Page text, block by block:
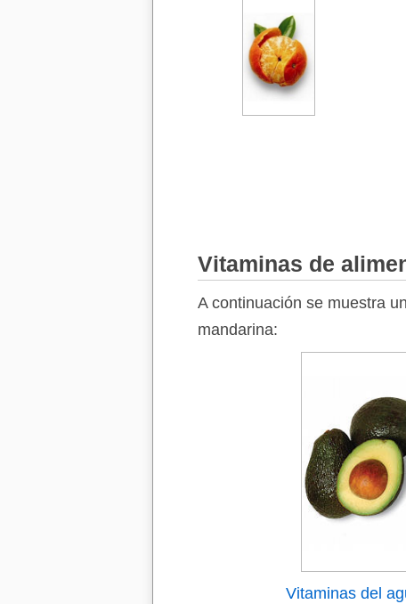
Vitaminas de
A continuación se muestra
mandarina:
Vitaminas del